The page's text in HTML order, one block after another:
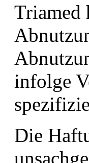
Triamed
infolge
Die